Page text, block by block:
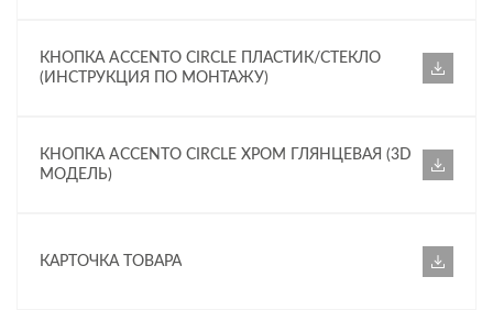
КНОПКА ACCENTO CIRCLE ПЛАСТИК/СТЕКЛО
(ИНСТРУКЦИЯ ПО МОНТАЖУ)
КНОПКА ACCENTO CIRCLE ХРОМ ГЛЯНЦЕВАЯ (3D
МОДЕЛЬ)
КАРТОЧКА ТОВАРА